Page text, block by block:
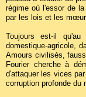
régime où l'essor de
par les lois et les
Toujours est-il
domestique-agricole,
Amours civilisés,
Fourier cherche à
d'attaquer les vices
corruption profonde du